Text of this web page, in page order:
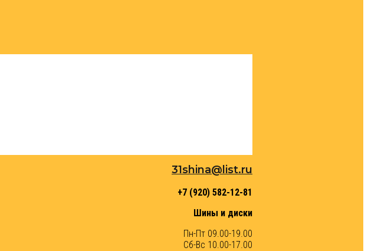
31shina@list.ru
+7 (920) 582-12-81
Шины и диски
Пн-Пт 09.00-19.00
Сб-Вс 10.00-17.00